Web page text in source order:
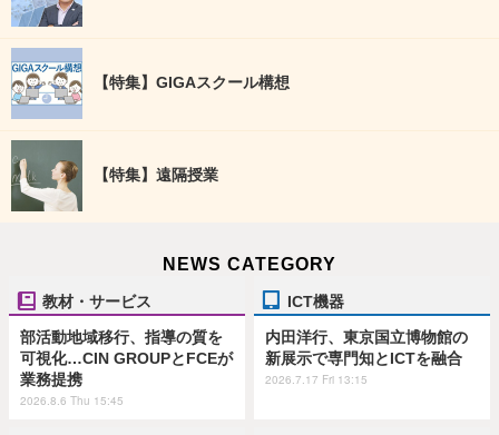
【特集】GIGAスクール構想
【特集】遠隔授業
NEWS CATEGORY
教材・サービス
部活動地域移行、指導の質を
可視化…CIN GROUPとFCEが
業務提携
2026.8.6 Thu 15:45
ICT機器
内田洋行、東京国立博物館の
新展示で専門知とICTを融合
2026.7.17 Fri 13:15